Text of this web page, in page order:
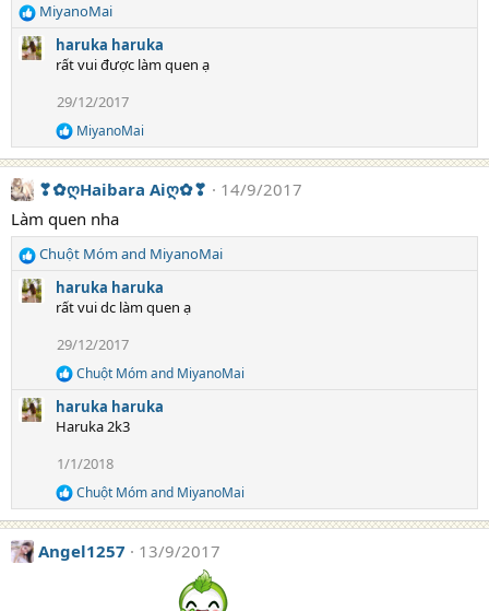
n
s
:
R
e
a
n
s
:
MiyanoMai
haruka haruka
rất vui được làm quen ạ
29/12/2017
R
e
a
c
i
n
s
:
MiyanoMai
❣✿ღHaibara Aiღ✿❣
14/9/2017
Làm quen nha
R
e
a
n
s
Chuột Mómand MiyanoMai
haruka haruka
rất vui dc làm quen ạ
29/12/2017
R
e
a
c
o
n
s
Chuột Mómand MiyanoMai
haruka haruka
Haruka 2k3
1/1/2018
R
e
a
c
Chuột Mómand MiyanoMai
Angel1257 13/9/2017